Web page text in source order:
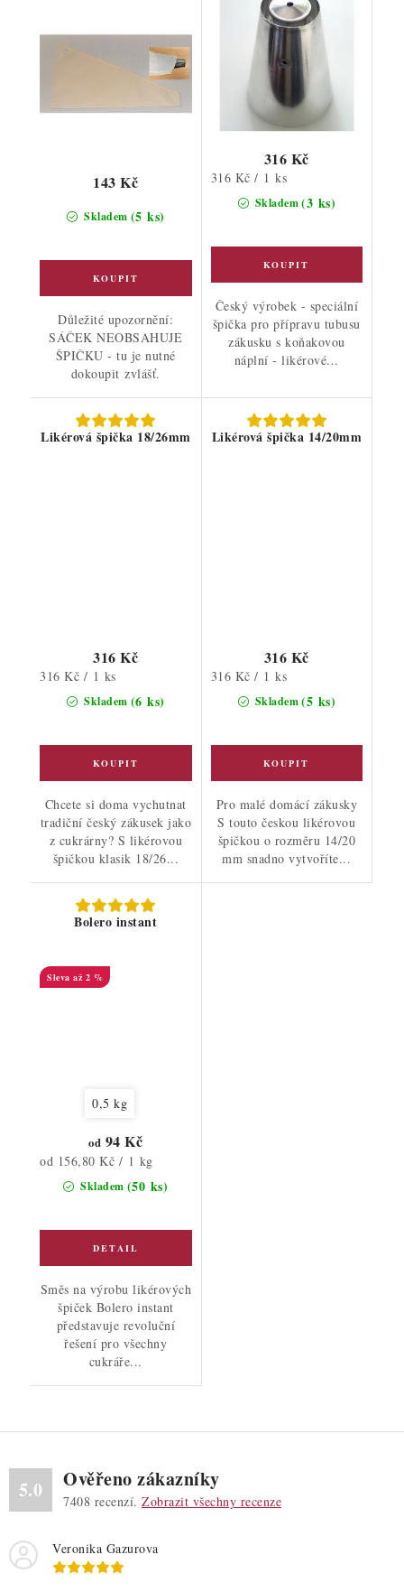
Skladem (5 ks)
143 Kč
Důležité upozornění:
SÁČEK NEOBSAHUJE
ŠPIČKU - tu je nutné
dokoupit zvlášť.
Skladem(3 ks)
316 Kč
Měrná
316 Kč / 1 ks
Český výrobek - speciální
špička pro přípravu tubusu
zákusku s koňakovou
náplní - likérové...
Likérová špička 18/26mm
Skladem (6 ks)
316 Kč
Měrná
316 Kč / 1 ks
Chcete si doma vychutnat
tradiční český zákusek jako
z cukrárny? S likérovou
špičkou klasik 18/26...
Likérová špička 14/20mm
Skladem(5 ks)
316 Kč
Měrná
316 Kč / 1 ks
Pro malé domácí zákusky
S touto českou likérovou
špičkou o rozměru 14/20
mm snadno vytvoříte...
Bolero instant
až 2 %
0,5 kg
Skladem (50 ks)
od 94 Kč
Měrná
cena:
od 156,80 Kč / 1 kg
Směs na výrobu likérových
špiček Bolero instant
představuje revoluční
řešení pro všechny
cukráře...
5.0 Ověřeno zákazníky
7408 recenzí. Zobrazit všechny recenze
Veronika Gazurova